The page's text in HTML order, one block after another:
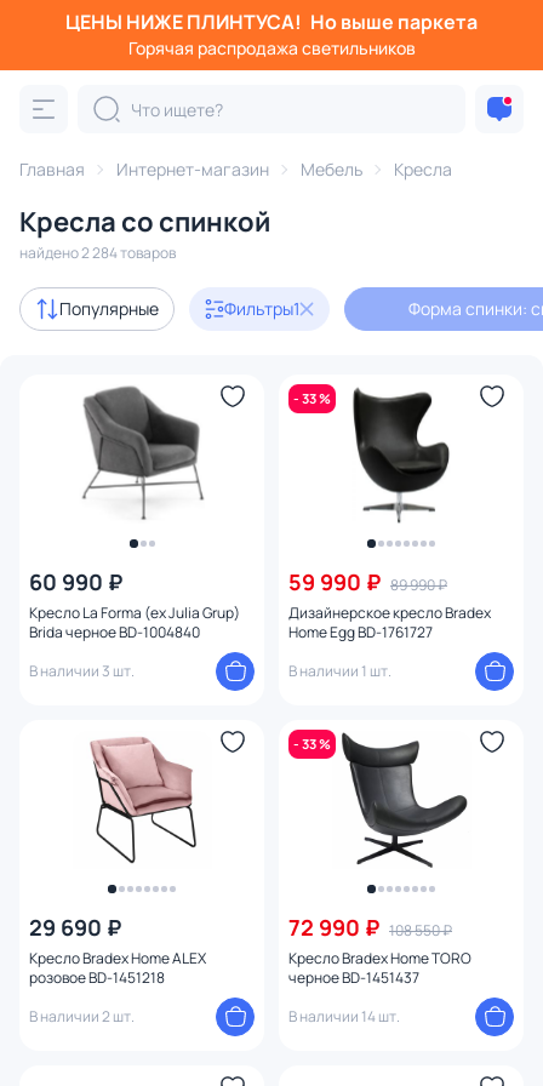
ЦЕНЫ НИЖЕ ПЛИНТУСА! Но выше паркета
Горячая распродажа светильников
Главная Интернет-магазин Мебель Кресла
Кресла со спинкой
найдено 2 284 товаров
Популярные Фильтры1 Форма спинки:
60 990 ₽
Кресло La Forma (ex Julia Grup)
Brida черное BD-1004840
В наличии 3 шт.
- 33 %
59 990 ₽ 89 990 ₽
Дизайнерское кресло Bradex
Home Egg BD-1761727
В наличии 1 шт.
29 690 ₽
Кресло Bradex Home ALEX
розовое BD-1451218
В наличии 2 шт.
- 33 %
72 990 ₽ 108 550 ₽
Кресло Bradex Home TORO
черное BD-1451437
В наличии 14 шт.
Фильтры
Категория:
с ушами высокие кресло-качалка
Акции 293
В наличии 1039
Доставка
От До
Бренд
Материал
Размер